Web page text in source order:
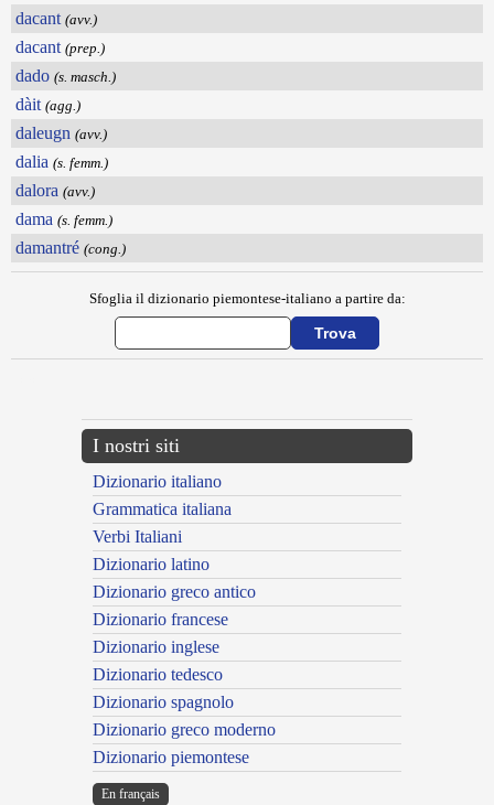
dacant (avv.)
dacant (prep.)
dado (s. masch.)
dàit (agg.)
daleugn (avv.)
dalia (s. femm.)
dalora (avv.)
dama (s. femm.)
damantré (cong.)
Sfoglia il dizionario piemontese-italiano a partire da:
I nostri siti
Dizionario italiano
Grammatica italiana
Verbi Italiani
Dizionario latino
Dizionario greco antico
Dizionario francese
Dizionario inglese
Dizionario tedesco
Dizionario spagnolo
Dizionario greco moderno
Dizionario piemontese
En français